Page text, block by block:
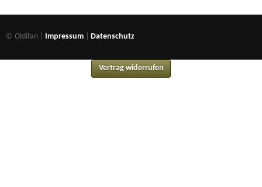
© Oldifan | Impressum Datenschutz
Vertrag widerrufen